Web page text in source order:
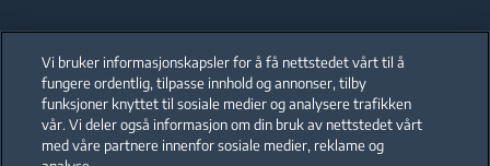
Oppvask
Our parent company, Beko has 55,000 employees throughout the world
with its global operations through its subsidiaries in 57 countries and 45
production facilities in 13 countries
(i.e. Türkiye, UK, Italy, Romania, Slovakia, Poland, South Africa, Russia,
Vi bruker informasjonskapsler for å få nettstedet vårt til å
fungere ordentlig, tilpasse innhold og annonser, tilby
funksjoner knyttet til sosiale medier og analysere trafikken
vår. Vi deler også informasjon om din bruk av nettstedet vårt
med våre partnere innenfor sosiale medier, reklame og